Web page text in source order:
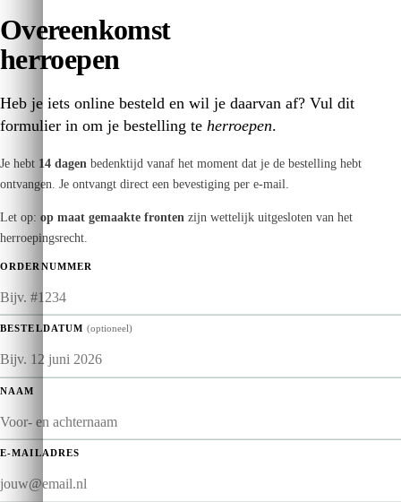
Overeenkomst
herroepen
Heb je iets online besteld en wil je daarvan af? Vul dit
formulier in om je bestelling te herroepen.
Je hebt 14 dagen bedenktijd vanaf het moment dat je de bestelling hebt
ontvangen. Je ontvangt direct een bevestiging per e-mail.
Let op: op maat gemaakte fronten zijn wettelijk uitgesloten van het
herroepingsrecht.
ORDERNUMMER
BESTELDATUM (optioneel)
NAAM
E-MAILADRES